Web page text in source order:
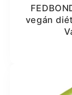
vegán